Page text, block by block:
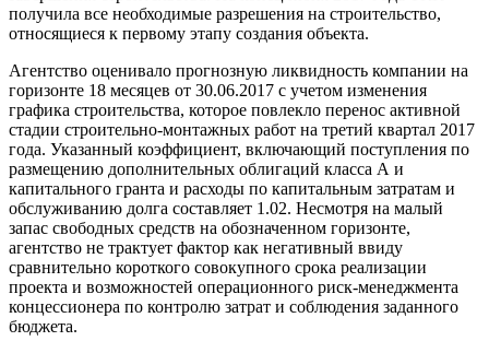
получила все необходимые разрешения на строительство,
относящиеся к первому этапу создания объекта.
Агентство оценивало прогнозную ликвидность компании на
горизонте 18 месяцев от 30.06.2017 с учетом изменения
графика строительства, которое повлекло перенос активной
стадии строительно-монтажных работ на третий квартал 2017
года. Указанный коэффициент, включающий поступления по
размещению дополнительных облигаций класса А и
капитального гранта и расходы по капитальным затратам и
обслуживанию долга составляет 1.02. Несмотря на малый
запас свободных средств на обозначенном горизонте,
агентство не трактует фактор как негативный ввиду
сравнительно короткого совокупного срока реализации
проекта и возможностей операционного риск-менеджмента
концессионера по контролю затрат и соблюдения заданного
бюджета.